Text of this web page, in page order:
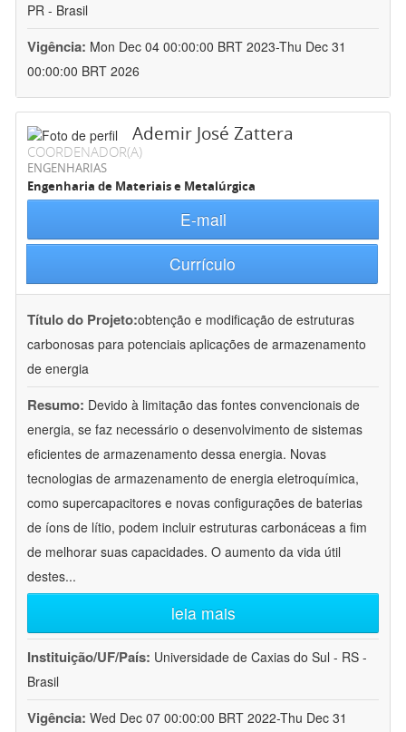
PR - Brasil
Vigência: Mon Dec 04 00:00:00 BRT 2023-Thu Dec 31
00:00:00 BRT 2026
Ademir José Zattera
COORDENADOR(A)
ENGENHARIAS
Engenharia de Materiais e Metalúrgica
E-mail
Currículo
Título do Projeto:obtenção e modificação de estruturas
carbonosas para potenciais aplicações de armazenamento
de energia
Resumo: Devido à limitação das fontes convencionais de
energia, se faz necessário o desenvolvimento de sistemas
eficientes de armazenamento dessa energia. Novas
tecnologias de armazenamento de energia eletroquímica,
como supercapacitores e novas configurações de baterias
de íons de lítio, podem incluir estruturas carbonáceas a fim
de melhorar suas capacidades. O aumento da vida útil
destes...
leia mais
Instituição/UF/País: Universidade de Caxias do Sul - RS -
Brasil
Vigência: Wed Dec 07 00:00:00 BRT 2022-Thu Dec 31